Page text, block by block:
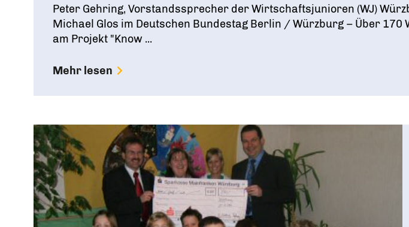
Senatoren
Peter Gehring, Vorstandssprecher der Wirtschaftsjunioren (WJ)
Michael Glos im Deutschen Bundestag Berlin / Würzburg – Über
am Projekt "Know ...
Mehr lesen